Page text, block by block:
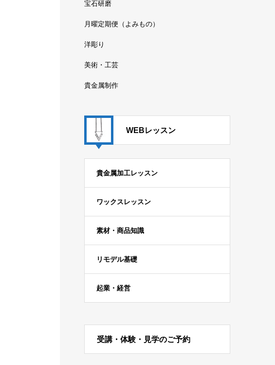
宝石研磨
月曜定期便（よみもの）
洋彫り
美術・工芸
貴金属制作
WEBレッスン
貴金属加工レッスン
ワックスレッスン
素材・商品知識
リモデル基礎
起業・経営
受講・体験・見学のご予約